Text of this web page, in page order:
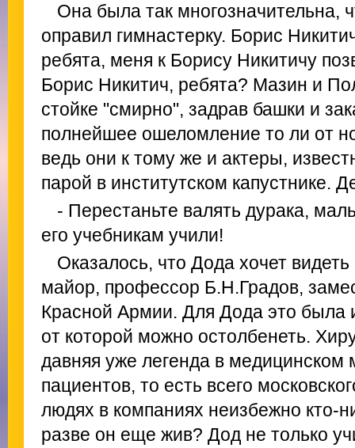
Она была так многозначительна,
оправил гимнастерку. Борис
ребята, меня к Борису Никитичу
Борис Никитич, ребята? Мазин и
стойке "смирно", задрав башки и
полнейшее ошеломление то ли от
ведь они к тому же и актеры,
парой в институтском капустнике.
- Перестаньте валять дурака,
его учебникам учили!
Оказалось, что Дода хочет
майор, профессор Б.Н.Градов,
Красной Армии. Для Дода это была
от которой можно остолбенеть.
давняя уже легенда в медицинском
пациентов, то есть всего
людях в компаниях неизбежно кто-
разве он еще жив? Дод не только